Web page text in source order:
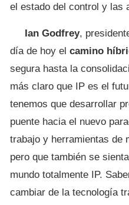
el estado del control y las
Ian Godfrey,
día de hoy el camino
segura hasta la
más claro que IP es el
tenemos que desarrollar
puente hacia el nuevo
trabajo y herramientas de
pero que también se
mundo totalmente IP.
cambiar de la tecnología